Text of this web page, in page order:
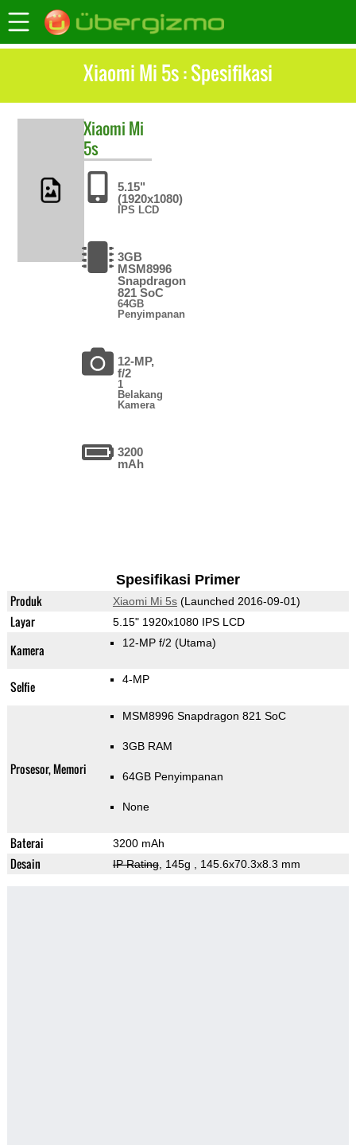
Xiaomi Mi 5s : Spesifikasi
Xiaomi Mi
5s
5.15"
(1920x1080)
IPS LCD
3GB
MSM8996
Snapdragon
821 SoC
64GB
Penyimpanan
12-MP,
f/2
1
Belakang
Kamera
3200
mAh
Spesifikasi Primer
Produk Xiaomi Mi 5s(Launched 2016-09-01)
Layar 5.15" 1920x1080 IPS LCD
Kamera 12-MP f/2 (Utama)
Selfie 4-MP
Prosesor, Memori
MSM8996 Snapdragon 821 SoC
3GB RAM
64GB Penyimpanan
None
Baterai 3200 mAh
Desain IP Rating, 145g , 145.6x70.3x8.3 mm